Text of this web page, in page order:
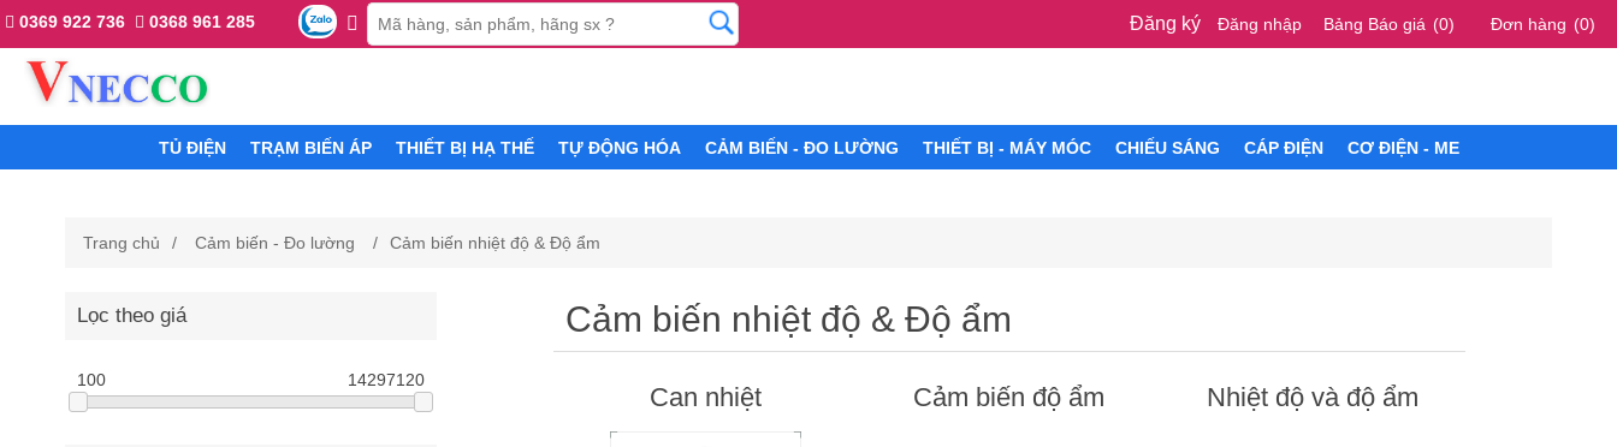
0369 922 736 0368 961 285 Đăng ký Đăng nhập Bảng Báo giá (0) Đơn hàng (0)
TỦ ĐIỆN TRẠM BIẾN ÁP THIẾT BỊ HẠ THẾ TỰ ĐỘNG HÓA CẢM BIẾN - ĐO LƯỜNG THIẾT BỊ - MÁY MÓC CHIẾU SÁNG CÁP ĐIỆN CƠ ĐIỆN - ME
Trang chủ / Cảm biến - Đo lường / Cảm biến nhiệt độ & Độ ẩm
Lọc theo giá
100 14297120
Cảm biến nhiệt độ & Độ ẩm
Can nhiệt Cảm biến độ ẩm Nhiệt độ và độ ẩm